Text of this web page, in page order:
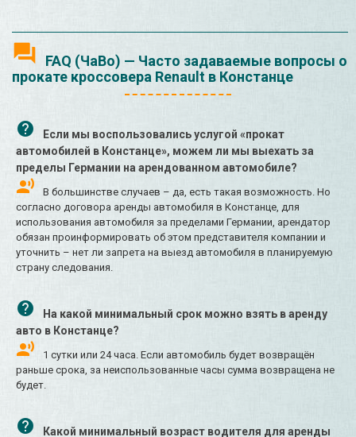
FAQ (ЧаВо) — Часто задаваемые вопросы о
прокате кроссовера Renault в Констанце
Если мы воспользовались услугой «прокат
автомобилей в Констанце», можем ли мы выехать за
пределы Германии на арендованном автомобиле?
В большинстве случаев – да, есть такая возможность. Но
согласно договора аренды автомобиля в Констанце, для
использования автомобиля за пределами Германии, арендатор
обязан проинформировать об этом представителя компании и
уточнить – нет ли запрета на выезд автомобиля в планируемую
страну следования.
На какой минимальный срок можно взять в аренду
авто в Констанце?
1 сутки или 24 часа. Если автомобиль будет возвращён
раньше срока, за неиспользованные часы сумма возвращена не
будет.
Какой минимальный возраст водителя для аренды